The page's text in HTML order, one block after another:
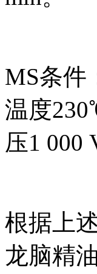
MS条件
温度
压1 000
根据上
龙脑精